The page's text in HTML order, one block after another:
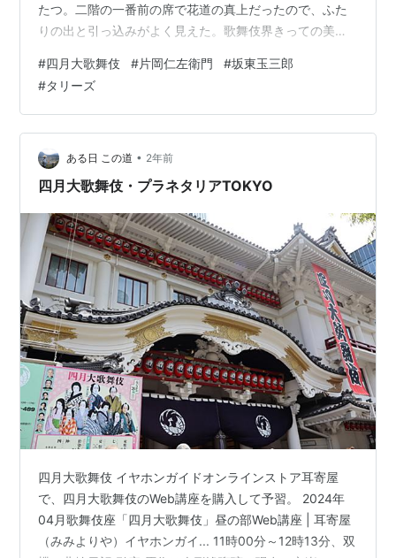
たつ。二階の一番前の席で花道の真上だったので、ふた
りの出と引っ込みがよく見えた。歌舞伎界きっての美男
を重ねても、ビジュアルの素晴らしさは衰えないものだ
と改めて感心してしまった。 最後の演目は、四季を表し
た四場面の舞踊で、こちらには、寺島しのぶさんのご子
息、尾上眞秀くん始め、若手が多く登場した。ラブリン
こと愛之助らがお雛様に扮した、とにかくきらびやかな
衣装に目を奪われた春と、木の葉の役の眞秀くんら…
#四月大歌舞伎 #片岡仁左衛門 #坂東玉三郎
#タリーズ
ある日 この道 • 2年前
四月大歌舞伎・プラネタリアTOKYO
四月大歌舞伎 イヤホンガイドオンラインストア耳寄屋
で、四月大歌舞伎のWeb講座を購入して予習。 2024年
04月歌舞伎座「四月大歌舞伎」昼の部Web講座 | 耳寄屋
（みみよりや）イヤホンガイ... 11時00分～12時13分、双